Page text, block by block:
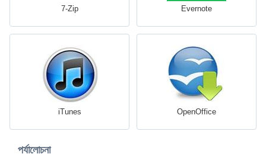
7-Zip Evernote
iTunes OpenOffice
পর্যালোচনা